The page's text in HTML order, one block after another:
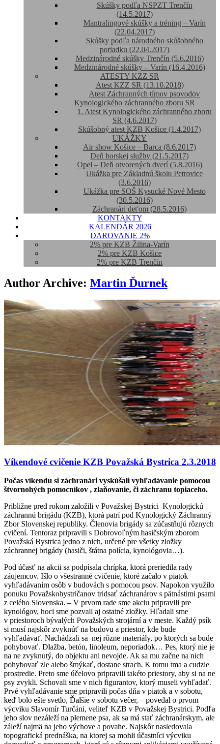
Skúšky podľa NSPZT Trenčín
(14.5.2017)
Mantralingové skúšky a tréning – Varín
(22.04.2017)
Skúšky podľa národného skúšobného
poriadku (22.04.2017)
Medzinárodné skúšky Trenčín (5.6.2016)
Medzinárodné skúšky – Varín (16.4.2016)
ATESTY KZZ SR
Atest KZZ SR (13.10.2018)
Atest Záchranných tímov psovodov
Kynologického záchranného zboru SR
1. Atest Kynologického záchranného zboru
SR (4.6.2017)
Skúšobný atest KZB Košice (1.4.2017)
UKÁŽKY
Air show Košice – Barca (8.6.2017)
Deň horskej služby (21.5.2017)
Opel – Deň otvorených dverí (5.8.2016)
Ukážka pre Základnú školu Petrovice
(3.6.2016)
Ukážka pre SOŠ Kysucké Nové Mesto
(30.5.2016)
Záchranári deťom (28.5.2016)
KONTAKTY
KALENDÁR 2026
DAROVANIE 2%
2% pre KZB Žilina-Varín
2% pre KZB Košice
2% pre KZB Trenčín
Author Archive: Martin Ďurnek
Víkendové cvičenie KZB Považská Bystrica 2.3.2018
Počas víkendu si záchranári vyskúšali vyhľadávanie pomocou
štvornohých pomocníkov , zlaňovanie, či záchranu topiaceho.
Približne pred rokom založili v Považskej Bystrici Kynologickú
záchrannú brigádu (KZB), ktorá patrí pod Kynologický Záchranný
Zbor Slovenskej republiky. Členovia brigády sa zúčastňujú rôznych
cvičení. Tentoraz pripravili s Dobrovoľným hasičským zborom
Považská Bystrica jedno z nich, určené pre všetky zložky
záchrannej brigády (hasiči, štátna polícia, kynológovia…).
Pod účasť na akcii sa podpísala chrípka, ktorá preriedila rady
záujemcov. Išlo o všestranné cvičenie, ktoré začalo v piatok
vyhľadávaním osôb v budovách s pomocou psov. Napokon využilo
ponuku Považskobystričanov tridsať záchranárov s pätnástimi psami
z celého Slovenska. – V prvom rade sme akciu pripravili pre
kynológov, hoci sme pozvali aj ostatné zložky. Hľadali sme
v priestoroch bývalých Považských strojární a v meste. Každý psík
si musí najskôr zvyknúť na budovu a priestor, kde bude
vyhľadávať. Nachádzali sa nej rôzne materiály, po ktorých sa bude
pohybovať. Dlažba, betón, linoleum, neporiadok… Pes, ktorý nie je
na ne zvyknutý, do objektu ani nevojde. Ak sa mu začne na nich
pohybovať zle alebo šmýkať, dostane strach. K tomu tma a cudzie
prostredie. Preto sme účelovo pripravili takéto priestory, aby si na ne
psy zvykli. Schovali sme v nich figurantov, ktorý museli vyhľadať.
Prvé vyhľadávanie sme pripravili počas dňa v piatok a v sobotu,
keď bolo ešte svetlo, Ďalšie v sobotu večer, – povedal o prvom
výcviku Slavomír Turčáni, veliteľ KZB v Považskej Bystrici. Podľa
jeho slov nezáleží na plemene psa, ak sa má stať záchranárskym, ale
záleží najmä na jeho výchove a povahe. Najskôr nasledovala
topografická prednáška, na ktorej sa mohli účastníci výcviku